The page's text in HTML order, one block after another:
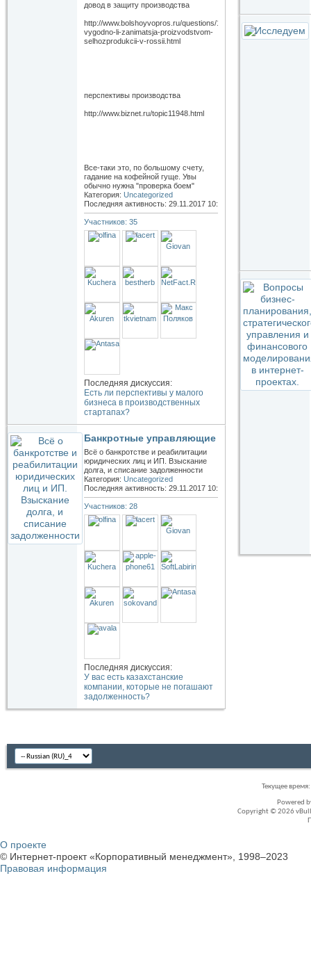
довод в защиту производства
http://www.bolshoyvopros.ru/questions/1297745-
vygodno-li-zanimatsja-proizvodstvom-
selhozprodukcii-v-rossii.html
перспективы производства
http://www.biznet.ru/topic11948.html
Все-таки это, по большому счету,
гадание на кофейной гуще. Увы
обычно нужна "проверка боем"
Категория: Uncategorized
Последняя активность: 29.11.2017 10:19
Участников: 35
Последняя дискуссия:
Есть ли перспективы у малого
бизнеса в производственных
стартапах?
Банкротные управляющие
Всё о банкротстве и реабилитации
юридических лиц и ИП. Взыскание
долга, и списание задолженности
Категория: Uncategorized
Последняя активность: 29.11.2017 10:19
Участников: 28
Последняя дискуссия:
У вас есть казахстанские
компании, которые не погашают
задолженность?
Текущее время:
Powered
Copyright © 2026
О проекте
© Интернет-проект «Корпоративный менеджмент», 1998–2023
Правовая информация